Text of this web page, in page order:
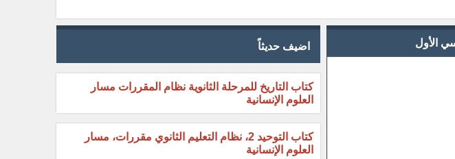
الأول اضيف حديثاً
كتاب التاريخ للمرحلة الثانوية نظام المقررات مسار
العلوم الإنسانية
كتاب التوحيد 2، نظام التعليم الثانوي مقررات، مسار
العلوم الإنسانية